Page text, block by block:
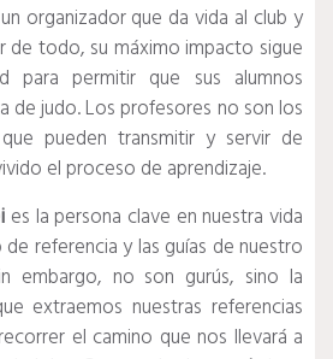
organizador que da vida al club y
de todo, su máximo impacto sigue
para permitir que sus alumnos
de judo. Los profesores no son los
pueden transmitir y servir de
el proceso de aprendizaje.
es la persona clave en nuestra vida
referencia y las guías de nuestro
embargo, no son gurús, sino la
extraemos nuestras referencias
el camino que nos llevará a